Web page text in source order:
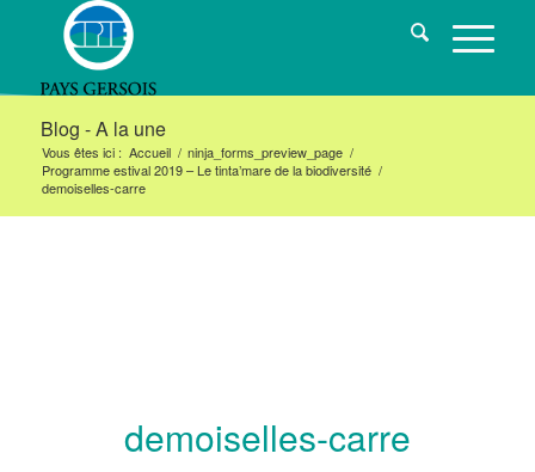
Blog - A la une
Vous êtes ici : Accueil / ninja_forms_preview_page /
Programme estival 2019 – Le tinta’mare de la biodiversité /
demoiselles-carre
demoiselles-carre